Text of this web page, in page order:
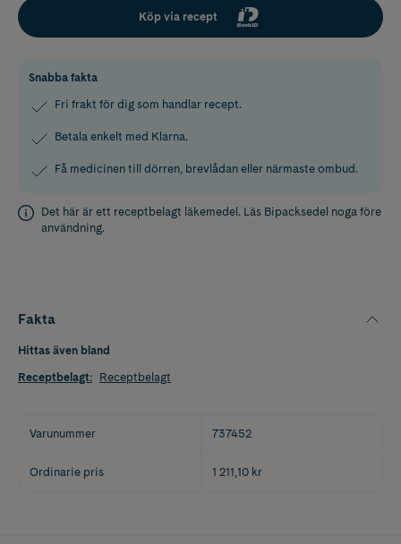
Köp via recept
Snabba fakta
Fri frakt för dig som handlar recept.
Betala enkelt med Klarna.
Få medicinen till dörren, brevlådan eller närmaste ombud.
Det här är ett receptbelagt läkemedel. Läs Bipacksedel noga före
användning.
Fakta
Hittas även bland
Receptbelagt: Receptbelagt
Varunummer 737452
Ordinarie pris 1 211,10 kr